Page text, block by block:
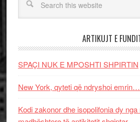
ARTIKUJT E
SPAÇI NUK E MPOSHTI SHPIRTIN
New York, qyteti që ndryshoi
Kodi zakonor dhe isopolifonia dy